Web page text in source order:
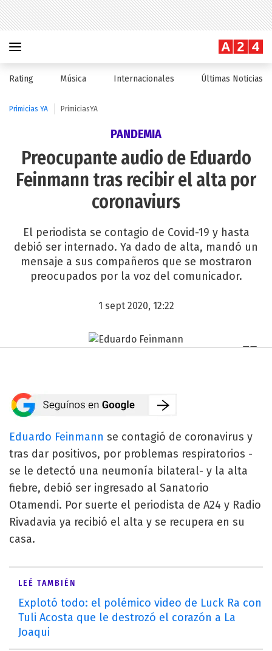
Rating Música Internacionales Últimas Noticias
Primicias YA PrimiciasYA
PANDEMIA
Preocupante audio de Eduardo
Feinmann tras recibir el alta por
coronaviurs
El periodista se contagio de Covid-19 y hasta
debió ser internado. Ya dado de alta, mandó un
mensaje a sus compañeros que se mostraron
preocupados por la voz del comunicador.
1 sept 2020, 12:22
Eduardo Feinmann se contagió de coronavirus y
tras dar positivos, por problemas respiratorios -
se le detectó una neumonía bilateral- y la alta
fiebre, debió ser ingresado al Sanatorio
Otamendi. Por suerte el periodista de A24 y Radio
Rivadavia ya recibió el alta y se recupera en su
casa.
LEÉ TAMBIÉN
Explotó todo: el polémico video de Luck Ra con
Tuli Acosta que le destrozó el corazón a La
Joaqui